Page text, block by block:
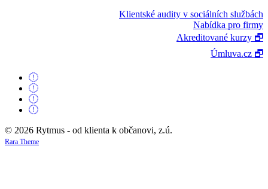
Klientské audity v sociálních službách
Nabídka pro firmy
Akreditované kurzy 🗗
Úmluva.cz 🗗
© 2026 Rytmus - od klienta k občanovi, z.ú.
Rara Theme